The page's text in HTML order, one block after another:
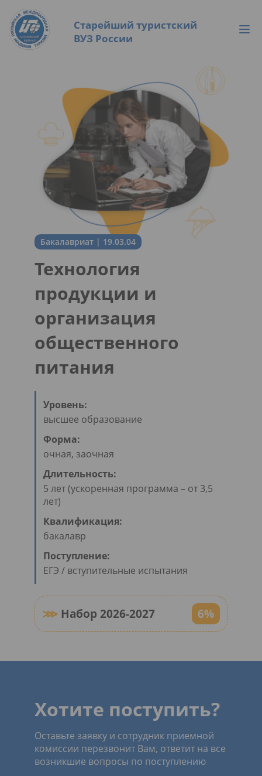
Старейший туристский
ВУЗ России
Бакалавриат | 19.03.04
Технология
продукции и
организация
общественного
питания
Уровень:
высшее образование
Форма:
очная, заочная
Длительность:
5 лет (ускоренная программа – от 3,5
лет)
Квалификация:
бакалавр
Поступление:
ЕГЭ / вступительные испытания
⋙ Набор 2026-2027 6%
Хотите поступить?
Оставьте заявку и сотрудник приемной
комиссии перезвонит Вам, ответит на все
возникшие вопросы по поступлению